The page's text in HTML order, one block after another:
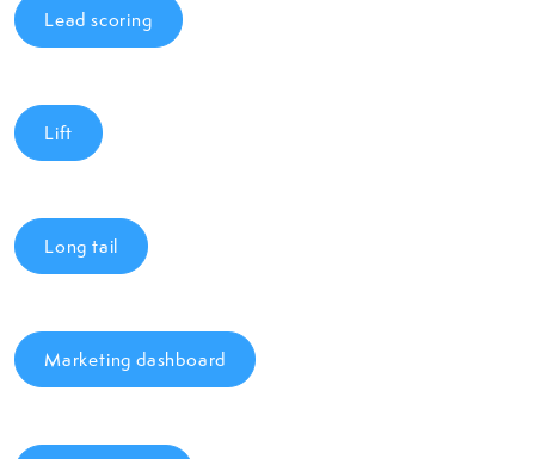
Lead scoring
Lift
Long tail
Marketing dashboard